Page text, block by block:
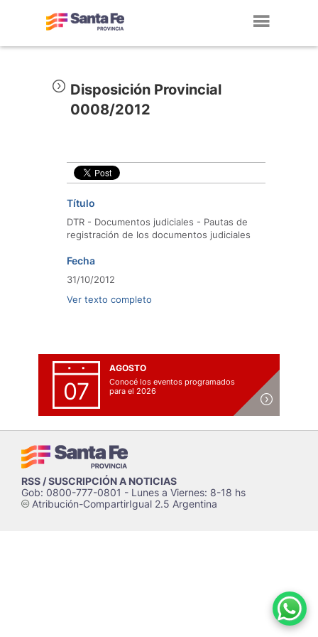
Disposición Provincial
0008/2012
Título
DTR - Documentos judiciales - Pautas de
registración de los documentos judiciales
Fecha
31/10/2012
Ver texto completo
07
AGOSTO
Conocé los eventos programados
para el 2026
RSS / SUSCRIPCIÓN A NOTICIAS
Gob: 0800-777-0801 - Lunes a Viernes: 8-18 hs
cAtribución-CompartirIgual 2.5 Argentina